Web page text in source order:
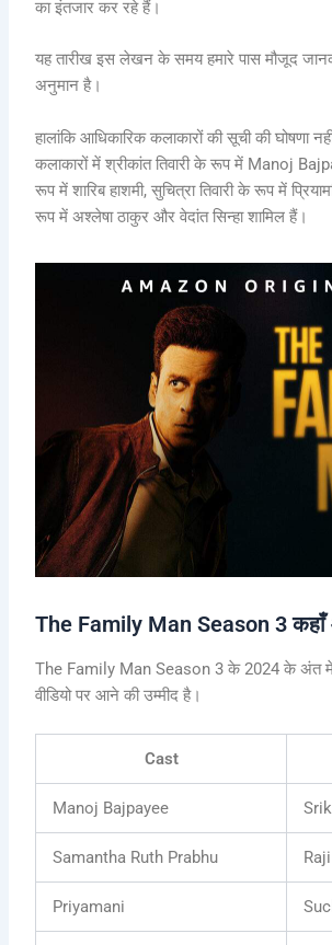
का इंतजार कर रहे हैं।
यह तारीख इस लेखन के समय हमारे पास मौजूद
अनुमान है।
हालांकि आधिकारिक कलाकारों की सूची की घोषणा
कलाकारों में श्रीकांत तिवारी के रूप में Manoj
रूप में शारिब हाशमी, सुचित्रा तिवारी के रूप में
रूप में अश्लेषा ठाकुर और वेदांत सिन्हा शामिल हैं।
The Family Man Season 3 कहाँ
The Family Man Season 3 के 2024 के अंत
वीडियो पर आने की उम्मीद है।
Cast
Manoj Bajpayee
Samantha Ruth Prabhu Raji
Priyamani